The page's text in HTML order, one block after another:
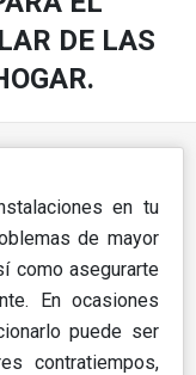
DE LAS
en tu
de mayor
como asegurarte
En ocasiones
puede ser
contratiempos,